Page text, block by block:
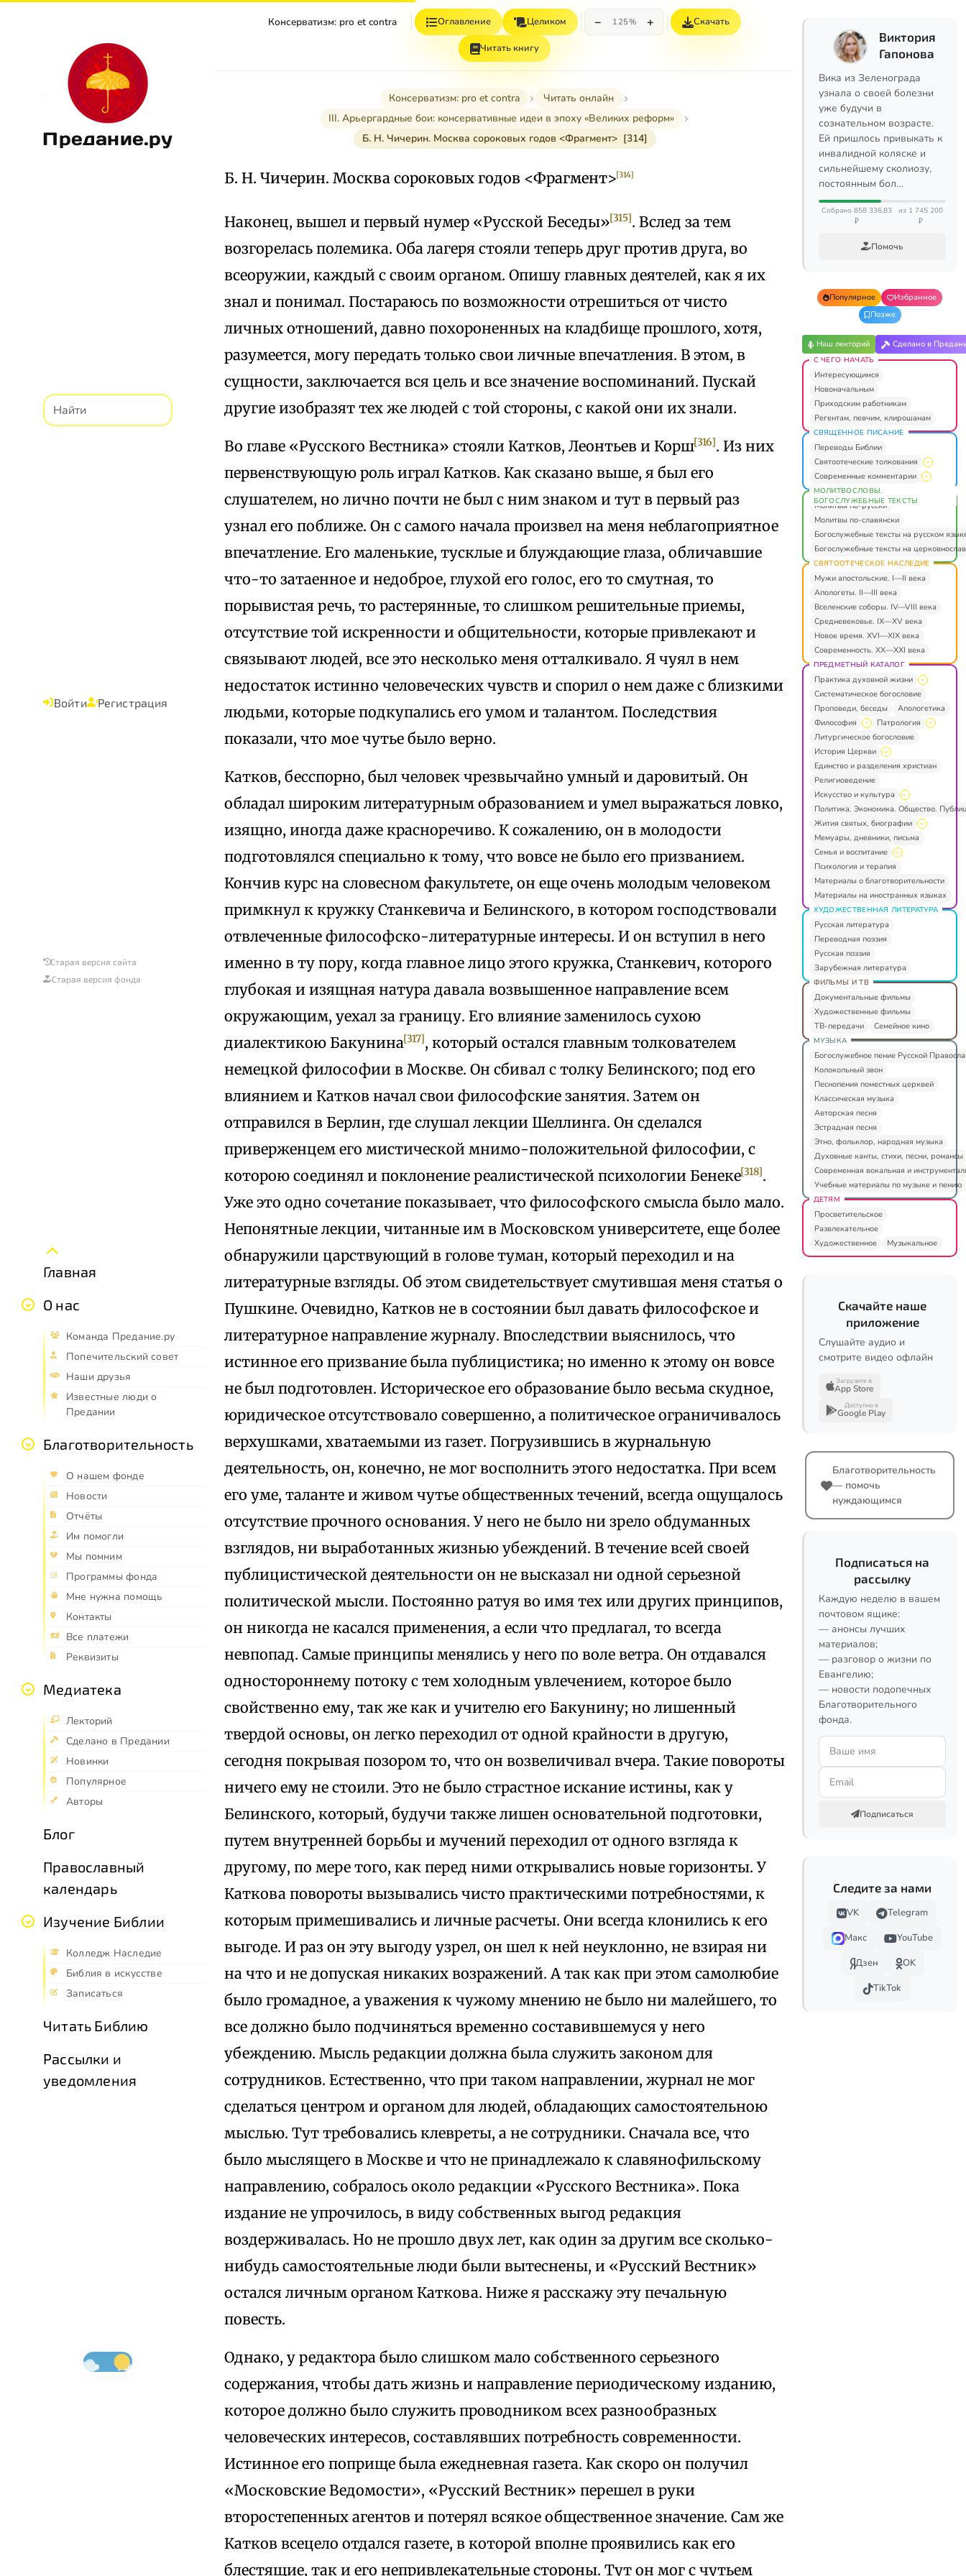
Предание.ру
Войти Регистрация
Старая версия сайта
Старая версия фонда
Главная
О нас
Команда Предание.ру
Попечительский совет
Наши друзья
Известные люди о
Предании
Благотворительность
О нашем фонде
Новости
Отчёты
Им помогли
Мы помним
Программы фонда
Мне нужна помощь
Контакты
Все платежи
Реквизиты
Медиатека
Лекторий
Сделано в Предании
Новинки
Популярное
Авторы
Блог
Православный
календарь
Изучение Библии
Колледж Наследие
Библия в искусстве
Записаться
Читать Библию
Рассылки и
уведомления
Консерватизм: pro et contra Оглавление Целиком − 125% + Скачать
Читать книгу
Консерватизм: pro et contra
Читать онлайн
III. Арьергардные бои: консервативные идеи в эпоху «Великих реформ»
Б. Н. Чичерин. Москва сороковых годов <Фрагмент> [314]
Б. Н. Чичерин. Москва сороковых годов <Фрагмент>[314]
Наконец, вышел и первый нумер «Русской Беседы»[315]. Вслед за тем
возгорелась полемика. Оба лагеря стояли теперь друг против друга, во
всеоружии, каждый с своим органом. Опишу главных деятелей, как я их
знал и понимал. Постараюсь по возможности отрешиться от чисто
личных отношений, давно похороненных на кладбище прошлого, хотя,
разумеется, могу передать только свои личные впечатления. В этом, в
сущности, заключается вся цель и все значение воспоминаний. Пускай
другие изобразят тех же людей с той стороны, с какой они их знали.
Во главе «Русского Вестника» стояли Катков, Леонтьев и Корш[316]. Из них
первенствующую роль играл Катков. Как сказано выше, я был его
слушателем, но лично почти не был с ним знаком и тут в первый раз
узнал его поближе. Он с самого начала произвел на меня неблагоприятное
впечатление. Его маленькие, тусклые и блуждающие глаза, обличавшие
что-то затаенное и недоброе, глухой его голос, его то смутная, то
порывистая речь, то растерянные, то слишком решительные приемы,
отсутствие той искренности и общительности, которые привлекают и
связывают людей, все это несколько меня отталкивало. Я чуял в нем
недостаток истинно человеческих чувств и спорил о нем даже с близкими
людьми, которые подкупались его умом и талантом. Последствия
показали, что мое чутье было верно.
Катков, бесспорно, был человек чрезвычайно умный и даровитый. Он
обладал широким литературным образованием и умел выражаться ловко,
изящно, иногда даже красноречиво. К сожалению, он в молодости
подготовлялся специально к тому, что вовсе не было его призванием.
Кончив курс на словесном факультете, он еще очень молодым человеком
примкнул к кружку Станкевича и Белинского, в котором господствовали
отвлеченные философско-литературные интересы. И он вступил в него
именно в ту пору, когда главное лицо этого кружка, Станкевич, которого
глубокая и изящная натура давала возвышенное направление всем
окружающим, уехал за границу. Его влияние заменилось сухою
диалектикою Бакунина[317], который остался главным толкователем
немецкой философии в Москве. Он сбивал с толку Белинского; под его
влиянием и Катков начал свои философские занятия. Затем он
отправился в Берлин, где слушал лекции Шеллинга. Он сделался
приверженцем его мистической мнимо-положительной философии, с
которою соединял и поклонение реалистической психологии Бенеке[318].
Уже это одно сочетание показывает, что философского смысла было мало.
Непонятные лекции, читанные им в Московском университете, еще более
обнаружили царствующий в голове туман, который переходил и на
литературные взгляды. Об этом свидетельствует смутившая меня статья о
Пушкине. Очевидно, Катков не в состоянии был давать философское и
литературное направление журналу. Впоследствии выяснилось, что
истинное его призвание была публицистика; но именно к этому он вовсе
не был подготовлен. Историческое его образование было весьма скудное,
юридическое отсутствовало совершенно, а политическое ограничивалось
верхушками, хватаемыми из газет. Погрузившись в журнальную
деятельность, он, конечно, не мог восполнить этого недостатка. При всем
его уме, таланте и живом чутье общественных течений, всегда ощущалось
отсутствие прочного основания. У него не было ни зрело обдуманных
взглядов, ни выработанных жизнью убеждений. В течение всей своей
публицистической деятельности он не высказал ни одной серьезной
политической мысли. Постоянно ратуя во имя тех или других принципов,
он никогда не касался применения, а если что предлагал, то всегда
невпопад. Самые принципы менялись у него по воле ветра. Он отдавался
одностороннему потоку с тем холодным увлечением, которое было
свойственно ему, так же как и учителю его Бакунину; но лишенный
твердой основы, он легко переходил от одной крайности в другую,
сегодня покрывая позором то, что он возвеличивал вчера. Такие повороты
ничего ему не стоили. Это не было страстное искание истины, как у
Белинского, который, будучи также лишен основательной подготовки,
путем внутренней борьбы и мучений переходил от одного взгляда к
другому, по мере того, как перед ними открывались новые горизонты. У
Каткова повороты вызывались чисто практическими потребностями, к
которым примешивались и личные расчеты. Они всегда клонились к его
выгоде. И раз он эту выгоду узрел, он шел к ней неуклонно, не взирая ни
на что и не допуская никаких возражений. А так как при этом самолюбие
было громадное, а уважения к чужому мнению не было ни малейшего, то
все должно было подчиняться временно составившемуся у него
убеждению. Мысль редакции должна была служить законом для
сотрудников. Естественно, что при таком направлении, журнал не мог
сделаться центром и органом для людей, обладающих самостоятельною
мыслью. Тут требовались клевреты, а не сотрудники. Сначала все, что
было мыслящего в Москве и что не принадлежало к славянофильскому
направлению, собралось около редакции «Русского Вестника». Пока
издание не упрочилось, в виду собственных выгод редакция
воздерживалась. Но не прошло двух лет, как один за другим все сколько-
нибудь самостоятельные люди были вытеснены, и «Русский Вестник»
остался личным органом Каткова. Ниже я расскажу эту печальную
повесть.
Однако, у редактора было слишком мало собственного серьезного
содержания, чтобы дать жизнь и направление периодическому изданию,
которое должно было служить проводником всех разнообразных
человеческих интересов, составлявших потребность современности.
Истинное его поприще была ежедневная газета. Как скоро он получил
«Московские Ведомости», «Русский Вестник» перешел в руки
второстепенных агентов и потерял всякое общественное значение. Сам же
Катков всецело отдался газете, в которой вполне проявились как его
блестящие, так и его непривлекательные стороны. Тут он мог с чутьем
Виктория
Гапонова
Вика из Зеленограда
узнала о своей болезни
уже будучи в
сознательном возрасте.
Ей пришлось привыкать к
инвалидной коляске и
сильнейшему сколиозу,
постоянным бол…
Собрано 858 336,83
₽
из 1 745 200
₽
Помочь
Популярное
Избранное
Позже
Наш лекторий Сделано в
С ЧЕГО НАЧАТЬ
Интересующимся
Новоначальным
Приходским работникам
Регентам, певчим, клирошанам
СВЯЩЕННОЕ ПИСАНИЕ
Переводы Библии
Святоотеческие толкования
Современные комментарии
МОЛИТВОСЛОВЫ.
БОГОСЛУЖЕБНЫЕ ТЕКСТЫ
Молитвы по-русски
Молитвы по-славянски
Богослужебные тексты на русском
Богослужебные тексты на
СВЯТООТЕЧЕСКОЕ НАСЛЕДИЕ
Мужи апостольские. I—II века
Апологеты. II—III века
Вселенские соборы. IV—VIII века
Средневековье. IX—XV века
Новое время. XVI—XIX века
Современность. XX—XXI века
ПРЕДМЕТНЫЙ КАТАЛОГ
Практика духовной жизни
Систематическое богословие
Проповеди, беседы
Апологетика
Философия
Патрология
Литургическое богословие
История Церкви
Единство и разделения христиан
Религиоведение
Искусство и культура
Политика. Экономика. Общество.
Жития святых, биографии
Мемуары, дневники, письма
Семья и воспитание
Психология и терапия
Материалы о благотворительности
Материалы на иностранных языках
ХУДОЖЕСТВЕННАЯ ЛИТЕРАТУРА
Русская литература
Переводная поэзия
Русская поэзия
Зарубежная литература
ФИЛЬМЫ И ТВ
Документальные фильмы
Художественные фильмы
ТВ-передачи
Семейное кино
МУЗЫКА
Богослужебное пение Русской
Колокольный звон
Песнопения поместных церквей
Классическая музыка
Авторская песня
Эстрадная песня
Этно, фольклор, народная музыка
Духовные канты, стихи, песни, романсы
Современная вокальная и
Учебные материалы по музыке и пению
ДЕТЯМ
Просветительское
Развлекательное
Художественное
Музыкальное
Скачайте наше
приложение
Слушайте аудио и
смотрите видео офлайн
Загрузите в
App Store
Доступно в
Google Play
Благотворительность
— помочь
нуждающимся
Подписаться на
рассылку
Каждую неделю в вашем
почтовом ящике:
— анонсы лучших
материалов;
— разговор о жизни по
Евангелию;
— новости подопечных
Благотворительного
фонда.
Подписаться
Следите за нами
VK
Telegram
Макс
YouTube
Дзен
OK
TikTok